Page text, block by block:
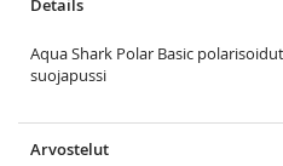
Details
Aqua Shark Polar Basic
suojapussi
Arvostelut